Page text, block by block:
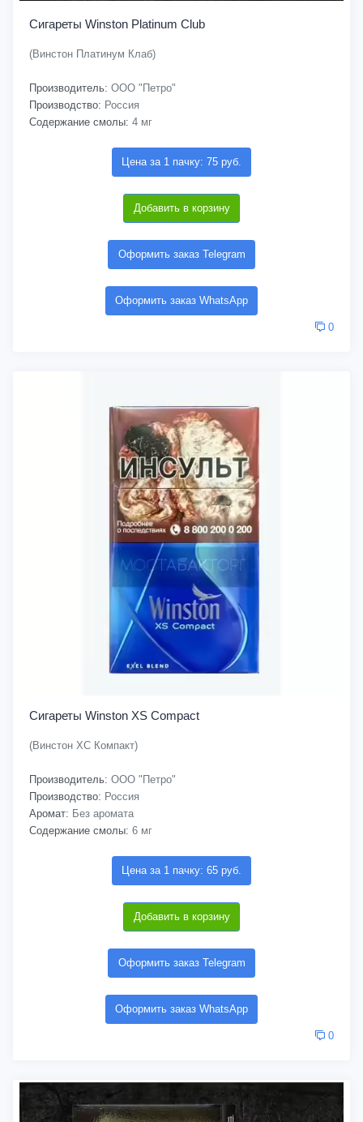
Сигареты Winston Platinum Club
(Винстон Платинум Клаб)
Производитель: ООО "Петро"
Производство: Россия
Содержание смолы: 4 мг
Цена за 1 пачку: 75 руб.
Добавить в корзину
Оформить заказ Telegram
Оформить заказ WhatsApp
0
Сигареты Winston XS Compact
(Винстон ХС Компакт)
Производитель: ООО "Петро"
Производство: Россия
Аромат: Без аромата
Содержание смолы: 6 мг
Цена за 1 пачку: 65 руб.
Добавить в корзину
Оформить заказ Telegram
Оформить заказ WhatsApp
0